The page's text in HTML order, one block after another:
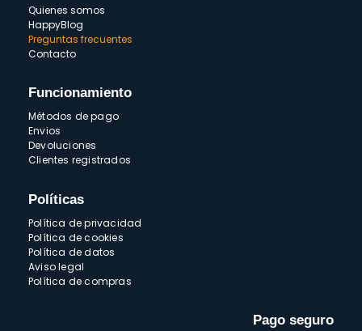
Quienes somos
HappyBlog
Preguntas frecuentes
Contacto
Funcionamiento
Métodos de pago
Envios
Devoluciones
Clientes registrados
Políticas
Política de privacidad
Política de cookies
Política de datos
Aviso legal
Política de compras
Pago seguro